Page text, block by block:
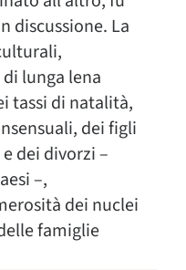
discussione. La
lunga lena
tassi di natalità,
dei figli
dei divorzi –
–,
dei nuclei
famiglie